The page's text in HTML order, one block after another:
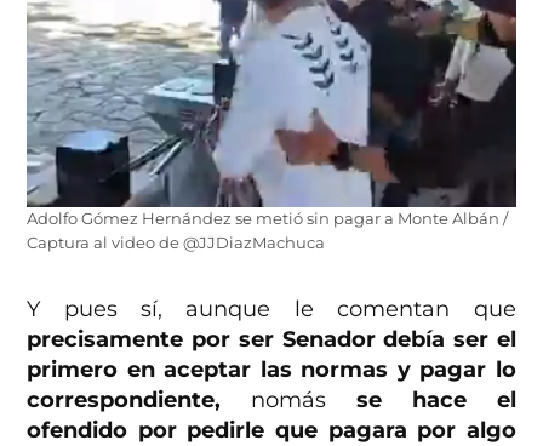
Adolfo Gómez Hernández se metió sin pagar a Monte Albán /
Captura al video de @JJDiazMachuca
Y pues sí, aunque le comentan que
precisamente por ser Senador debía ser el
primero en aceptar las normas y pagar lo
correspondiente, nomás se hace el
ofendido por pedirle que pagara por algo